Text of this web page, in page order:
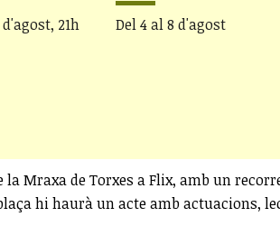
21h Del 4 al 8 d'agost
la Mraxa de Torxes a Flix, amb un
hi haurà un acte amb actuacions,